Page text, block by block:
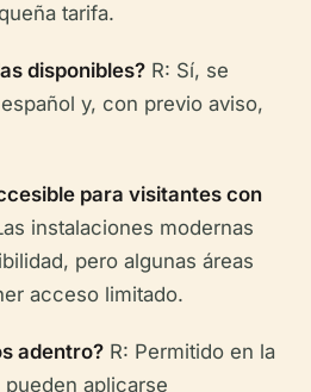
tarifa.
disponibles? R: Sí, se
y, con previo aviso,
para visitantes con
instalaciones modernas
pero algunas áreas
acceso limitado.
adentro? R: Permitido en la
pueden aplicarse